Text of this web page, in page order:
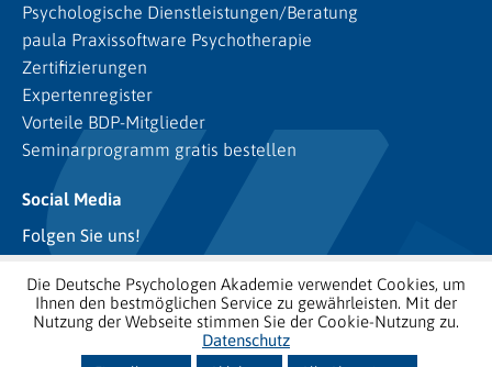
Psychologische Dienstleistungen/Beratung
paula Praxissoftware Psychotherapie
Zertifizierungen
Expertenregister
Vorteile BDP-Mitglieder
Seminarprogramm gratis bestellen
Social Media
Folgen Sie uns!
Die Deutsche Psychologen Akademie verwendet Cookies, um
Ihnen den bestmöglichen Service zu gewährleisten. Mit der
Nutzung der Webseite stimmen Sie der Cookie-Nutzung zu.
Datenschutz